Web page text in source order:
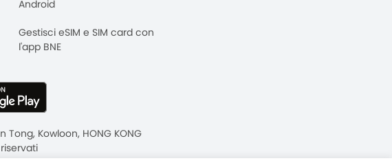
Android
Gestisci eSIM e SIM card con
l'app BNE
Tong, Kowloon, HONG KONG
riservati